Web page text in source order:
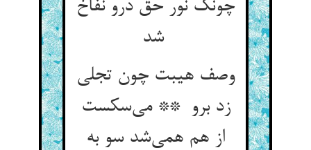
چونک نور حق درو نفاخ
شد
وصف هیبت چون تجلی
زد برو ** می‌سکست
از هم همی‌شد سو به